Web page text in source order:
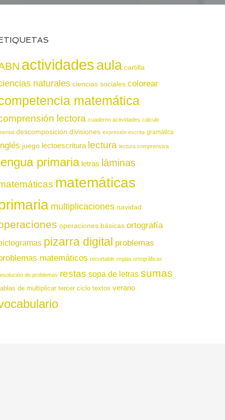
actividadesaula cartilla
naturales ciencias sociales colorear
matemática
lectora cuaderno actividades cálculo
descomposición divisiones expresión escrita gramática
juego lectoescritura lectura lectura comprensiva
primaria letras láminas
matemáticas
multiplicaciones navidad
operaciones básicas ortografía
pizarra digital problemas
matemáticos recortable reglas ortográficas
de problemas restas sopa de letras sumas
de multiplicar tercer ciclo textos verano